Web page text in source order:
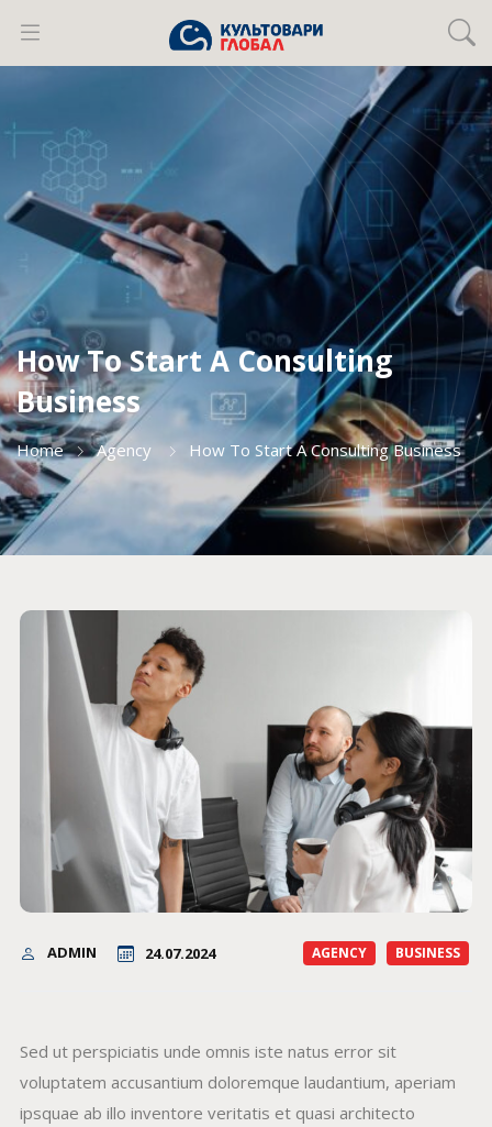
How To Start A Consulting
Business
Home Agency How To Start A Consulting Business
ADMIN 24.07.2024 AGENCY BUSINESS
Sed ut perspiciatis unde omnis iste natus error sit
voluptatem accusantium doloremque laudantium, aperiam
ipsquae ab illo inventore veritatis et quasi architecto